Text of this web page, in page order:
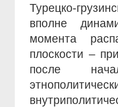
Турецко-
вполне
момента
плоскости –
после